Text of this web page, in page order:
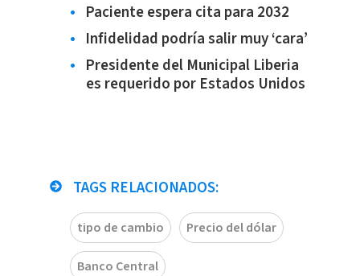
Paciente espera cita para 2032
Infidelidad podría salir muy ‘cara’
Presidente del Municipal Liberia
es requerido por Estados Unidos
TAGS RELACIONADOS:
tipo de cambio Precio del dólar
Banco Central